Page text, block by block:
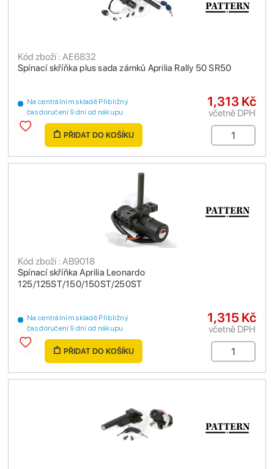
Spínací skříňka plus sada zámků Aprilia Rally 50 SR50
Kód zboží : AE6832
Na centrálním skladě Přibližný
čas doručení 9 dní od nákupu
1,313 Kč
včetně DPH
PŘIDAT DO KOŠÍKU
Spínací skříňka Aprilia Leonardo
125/125ST/150/150ST/250ST
Kód zboží : AB9018
Na centrálním skladě Přibližný
čas doručení 9 dní od nákupu
1,315 Kč
včetně DPH
PŘIDAT DO KOŠÍKU